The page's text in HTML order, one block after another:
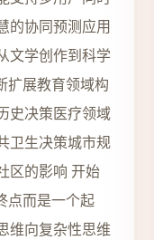
的协同预测应用
文学创作到科学
扩展教育领域构
史决策医疗领域
卫生决策城市规
区的影响 开始
点而是一个起
维向复杂性思维